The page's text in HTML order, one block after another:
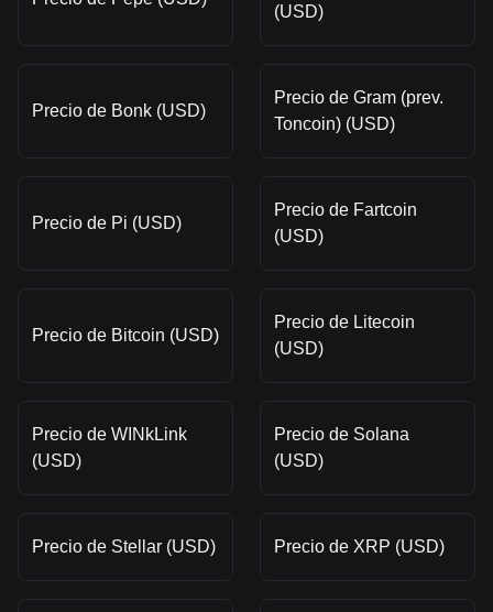
(USD)
Precio de Bonk (USD)
Precio de Gram (prev.
Toncoin) (USD)
Precio de Pi (USD)
Precio de Fartcoin
(USD)
Precio de Bitcoin (USD)
Precio de Litecoin
(USD)
Precio de WINkLink
(USD)
Precio de Solana
(USD)
Precio de Stellar (USD) Precio de XRP (USD)